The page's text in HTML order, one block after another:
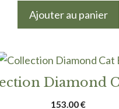
initial
Ajouter au panier
Diamond
153.00€